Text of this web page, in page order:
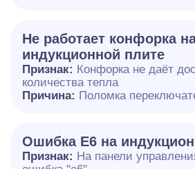
Не работает конфорка
индукционной плите
Признак: Конфорка не даёт
количества тепла
Причина: Поломка
Ошибка E6 на
Признак: На панели